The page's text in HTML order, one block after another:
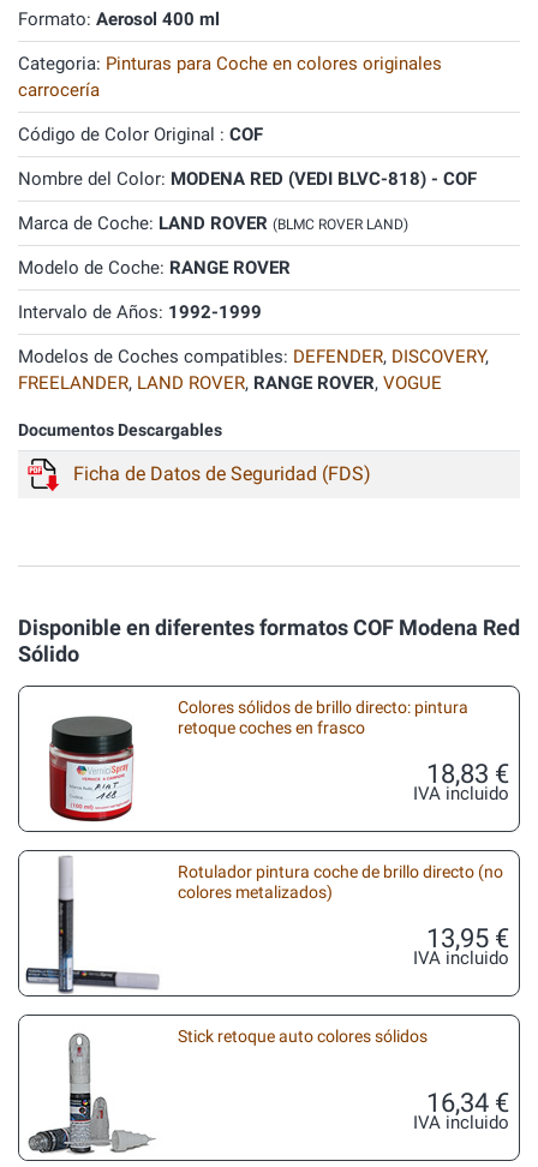
Formato: Aerosol 400 ml
Categoria: Pinturas para Coche en colores originales
carrocería
Código de Color Original : COF
Nombre del Color: MODENA RED (VEDI BLVC-818) - COF
Marca de Coche: LAND ROVER (BLMC ROVER LAND)
Modelo de Coche: RANGE ROVER
Intervalo de Años: 1992-1999
Modelos de Coches compatibles: DEFENDER, DISCOVERY,
FREELANDER, LAND ROVER, RANGE ROVER, VOGUE
Documentos Descargables
Ficha de Datos de Seguridad (FDS)
Disponible en diferentes formatos COF Modena Red
Sólido
Colores sólidos de brillo directo: pintura
retoque coches en frasco
18,83 €
IVA incluido
Rotulador pintura coche de brillo directo (no
colores metalizados)
13,95 €
IVA incluido
Stick retoque auto colores sólidos
16,34 €
IVA incluido